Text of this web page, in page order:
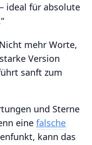
ideal für absolute
mehr Worte,
Version
sanft zum
und Sterne
eine falsche
kann das